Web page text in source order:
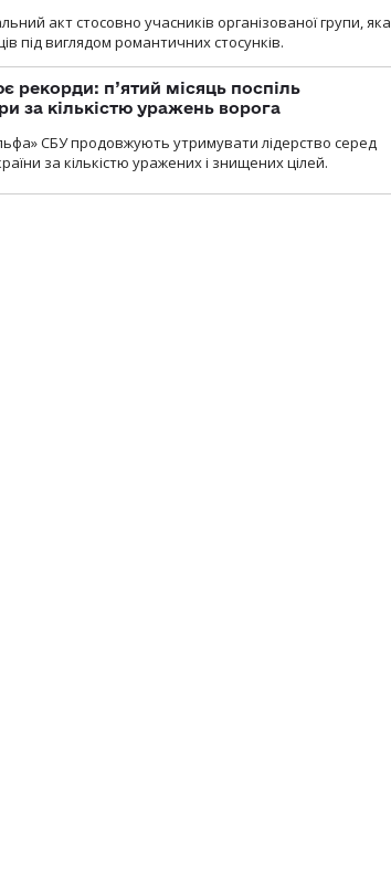
акт стосовно учасників організованої групи, яка
під виглядом романтичних стосунків.
рекорди: п’ятий місяць поспіль
за кількістю уражень ворога
СБУ продовжують утримувати лідерство серед
за кількістю уражених і знищених цілей.